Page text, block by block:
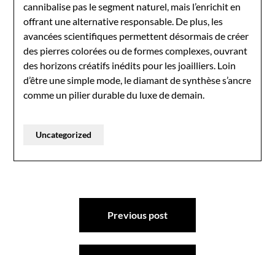
cannibalise pas le segment naturel, mais l’enrichit en
offrant une alternative responsable. De plus, les
avancées scientifiques permettent désormais de créer
des pierres colorées ou de formes complexes, ouvrant
des horizons créatifs inédits pour les joailliers. Loin
d’être une simple mode, le diamant de synthèse s’ancre
comme un pilier durable du luxe de demain.
Uncategorized
Previous post